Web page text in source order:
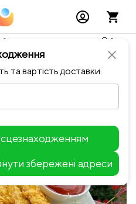
close
та вартість доставки.
збережені адреси
із онлайн оплатами🥺🔧